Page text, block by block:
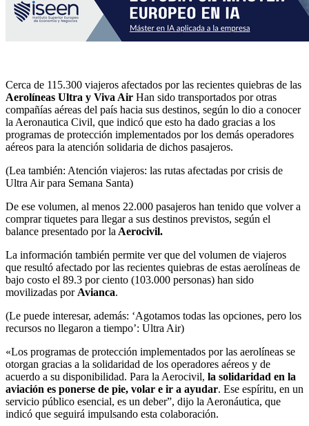
Cerca de 115.300 viajeros afectados por las recientes quiebras de las
Aerolíneas Ultra y Viva Air Han sido transportados por otras
compañías aéreas del país hacia sus destinos, según lo dio a conocer
la Aeronautica Civil, que indicó que esto ha dado gracias a los
programas de protección implementados por los demás operadores
aéreos para la atención solidaria de dichos pasajeros.
(Lea también: Atención viajeros: las rutas afectadas por crisis de
Ultra Air para Semana Santa)
De ese volumen, al menos 22.000 pasajeros han tenido que volver a
comprar tiquetes para llegar a sus destinos previstos, según el
balance presentado por la Aerocivil.
La información también permite ver que del volumen de viajeros
que resultó afectado por las recientes quiebras de estas aerolíneas de
bajo costo el 89.3 por ciento (103.000 personas) han sido
movilizadas por Avianca.
(Le puede interesar, además: ‘Agotamos todas las opciones, pero los
recursos no llegaron a tiempo’: Ultra Air)
«Los programas de protección implementados por las aerolíneas se
otorgan gracias a la solidaridad de los operadores aéreos y de
acuerdo a su disponibilidad. Para la Aerocivil, la solidaridad en la
aviación es ponerse de pie, volar e ir a ayudar. Ese espíritu, en un
servicio público esencial, es un deber”, dijo la Aeronáutica, que
indicó que seguirá impulsando esta colaboración.